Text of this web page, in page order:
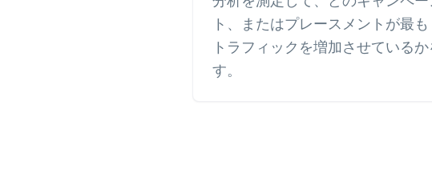
ト、またはプレースメントが最
トラフィックを増加させている
す。